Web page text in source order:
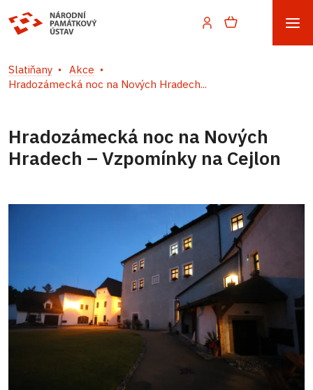
Slatiňany
Akce
Hradozámecká noc na Nových Hradech...
Hradozámecká noc na Nových
Hradech – Vzpomínky na Cejlon